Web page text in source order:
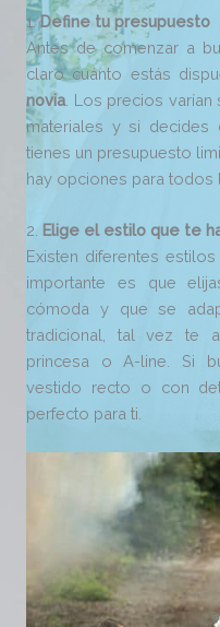
1.Define tu presupuesto
Antes de comenzar a
claro cuánto estás
novia. Los precios varían
materiales y si decides
tienes un presupuesto
hay opciones para todos
2. Elige el estilo que te
Existen diferentes
importante es que
cómoda y que se
tradicional, tal vez te
princesa o A-line. Si
vestido recto o con
perfecto para ti.